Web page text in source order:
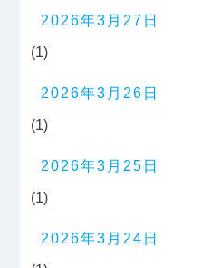
2026年3月27日
(1)
2026年3月26日
(1)
2026年3月25日
(1)
2026年3月24日